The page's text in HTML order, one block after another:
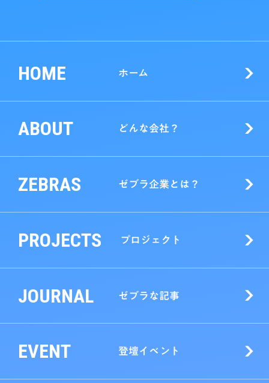
HOME ホーム
ABOUT どんな会社？
ZEBRAS ゼブラ企業とは？
PROJECTS プロジェクト
JOURNAL ゼブラな記事
EVENT 登壇イベント